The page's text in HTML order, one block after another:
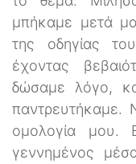
μπήκαμε μετά
της οδηγίας
έχοντας
δώσαμε λόγο,
παντρευτήκαμε.
ομολογία μου.
γεννημένος